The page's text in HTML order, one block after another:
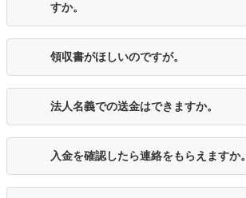
すか。
領収書がほしいのですが。
法人名義での送金はできますか。
入金を確認したら連絡をもらえますか。